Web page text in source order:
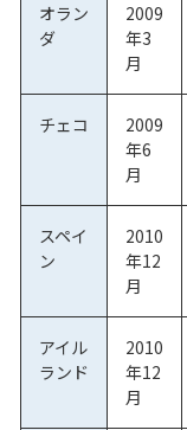
オラン
ダ
2009
年3
月
チェコ
2009
年6
月
スペイ
ン
2010
年12
月
アイル
ランド
2010
年12
月